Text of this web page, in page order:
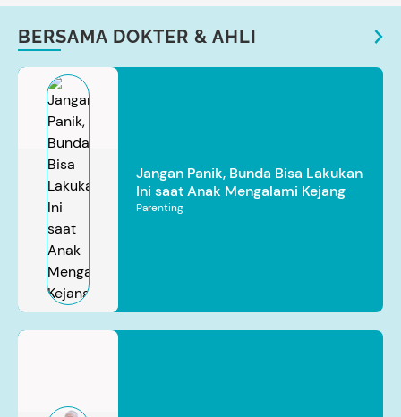
BERSAMA DOKTER & AHLI
Jangan Panik, Bunda Bisa Lakukan
Ini saat Anak Mengalami Kejang
Parenting